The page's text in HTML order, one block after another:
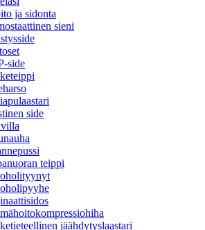
ja sidonta
sieni
side
side
teippi
jäähdytyslaastari